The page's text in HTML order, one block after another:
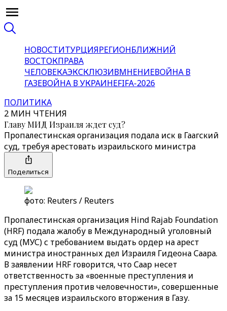
НОВОСТИТУРЦИЯРЕГИОНБЛИЖНИЙ
ВОСТОКПРАВА
ЧЕЛОВЕКАЭКСКЛЮЗИВМНЕНИЕВОЙНА В
ГАЗЕВОЙНА В УКРАИНЕFIFA-2026
ПОЛИТИКА
2 МИН ЧТЕНИЯ
Главу МИД Израиля ждет суд?
Пропалестинская организация подала иск в Гаагский
суд, требуя арестовать израильского министра
Поделиться
фото: Reuters / Reuters
Пропалестинская организация Hind Rajab Foundation
(HRF) подала жалобу в Международный уголовный
суд (МУС) с требованием выдать ордер на арест
министра иностранных дел Израиля Гидеона Саара.
В заявлении HRF говорится, что Саар несет
ответственность за «военные преступления и
преступления против человечности», совершенные
за 15 месяцев израильского вторжения в Газу.